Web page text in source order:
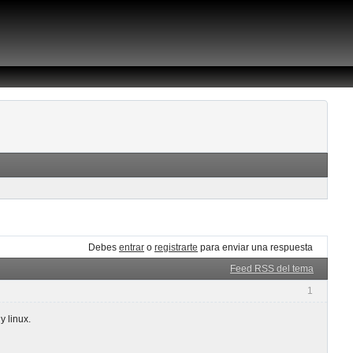
Debes entrar o registrarte para enviar una respuesta
Feed RSS del tema
1
linux.